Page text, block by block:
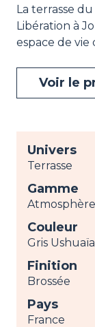
La terrasse
Libération à
espace de
Voir le
Univers
Terrasse
Gamme
Atmosphère
Couleur
Gris Ushuaïa
Finition
Brossée
Pays
France